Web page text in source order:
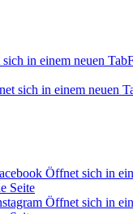
in einem neuen Tab
sich in einem neuen
Öffnet sich in
Seite
Öffnet sich in